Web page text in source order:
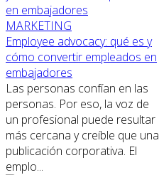
MARKETING
Employee advocacy: qué es y
cómo convertir empleados en
embajadores
Las personas confían en las
personas. Por eso, la voz de
un profesional puede resultar
más cercana y creíble que una
publicación corporativa. El
emplo...